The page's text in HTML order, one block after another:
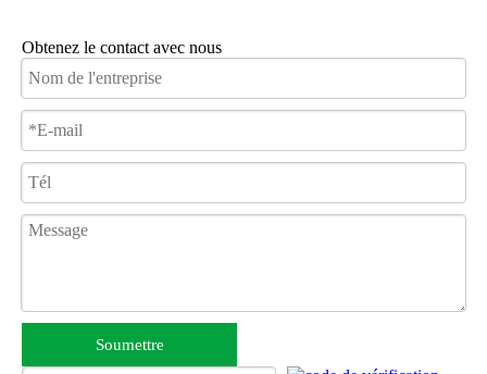
Obtenez le contact avec nous
Soumettre